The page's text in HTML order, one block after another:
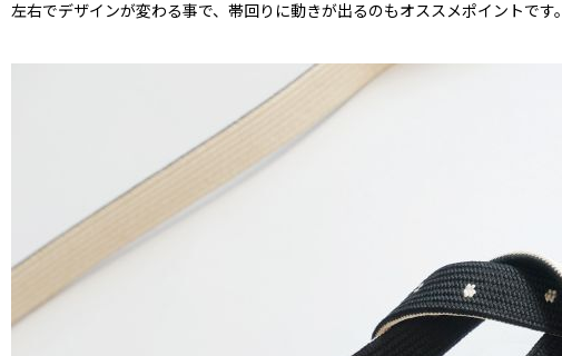
左右でデザインが変わる事で、帯回りに動きが出るのもオススメポイントです。